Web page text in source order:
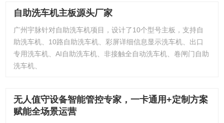
自助洗车机主板源头厂家
广州宇脉针对自助洗车机项目，设计了10个型号主板，支持自
助洗车机、10路自助洗车机、彩屏详细信息显示洗车机、出口
专用洗车机、AI自助洗车机、非接触全自动洗车机、卷闸门自助
洗车机、
无人值守设备智能管控专家，一卡通用+定制方案
赋能全场景运营